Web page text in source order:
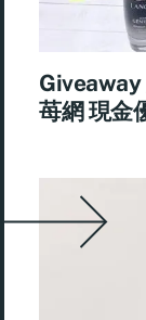
Giveaway
苺網 現金